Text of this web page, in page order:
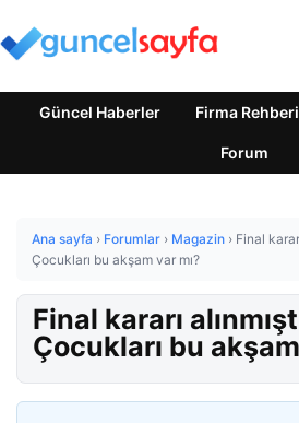
Güncel Haberler Firma Rehberi
Forum
Ana sayfa › Forumlar › Magazin › Final
Çocukları bu akşam var mı?
Final kararı
Çocukları bu